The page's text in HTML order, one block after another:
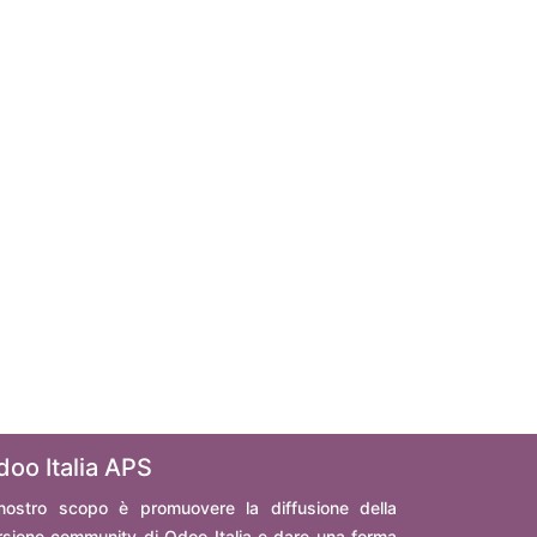
Italia APS
scopo è promuovere la diffusione della